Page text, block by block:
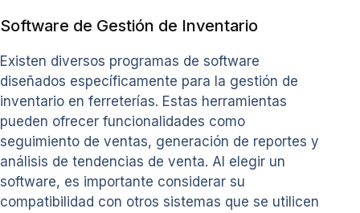
Software de Gestión de Inventario
Existen diversos programas de software
diseñados específicamente para la gestión de
inventario en ferreterías. Estas herramientas
pueden ofrecer funcionalidades como
seguimiento de ventas, generación de reportes y
análisis de tendencias de venta. Al elegir un
software, es importante considerar su
compatibilidad con otros sistemas que se utilicen